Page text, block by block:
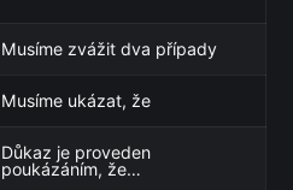
Musíme zvážit dva případy
Musíme ukázat, že
Důkaz je proveden
poukázáním, že…